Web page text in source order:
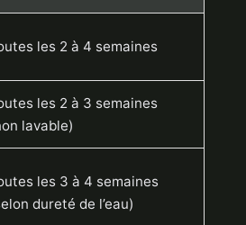
les 2 à 4 semaines
les 2 à 3 semaines
lavable)
les 3 à 4 semaines
dureté de l’eau)